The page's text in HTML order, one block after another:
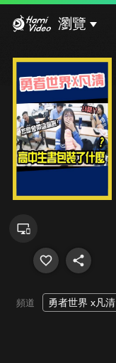
瀏覽
頻道 勇者世界 x凡清